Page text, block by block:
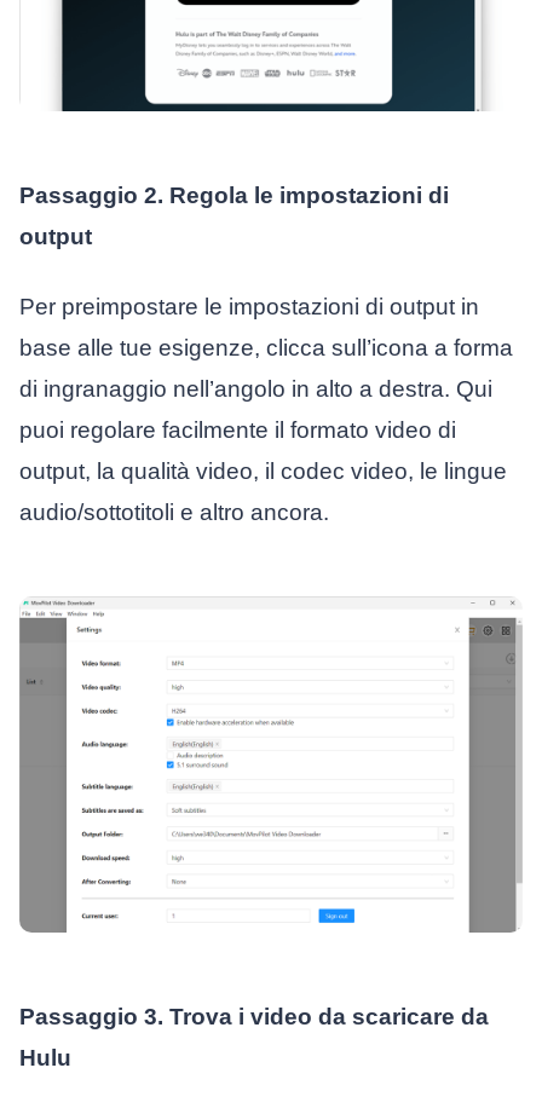
Passaggio 2. Regola le impostazioni di
output
Per preimpostare le impostazioni di output in
base alle tue esigenze, clicca sull’icona a forma
di ingranaggio nell’angolo in alto a destra. Qui
puoi regolare facilmente il formato video di
output, la qualità video, il codec video, le lingue
audio/sottotitoli e altro ancora.
Passaggio 3. Trova i video da scaricare da
Hulu